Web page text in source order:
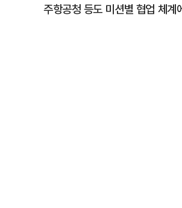
주항공청 등도 미션별 협업 체계